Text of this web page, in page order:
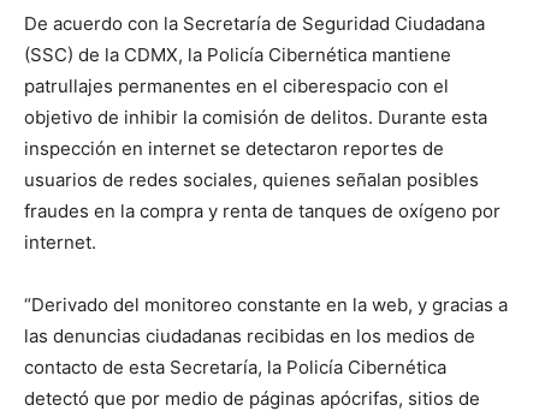
De acuerdo con la Secretaría de Seguridad Ciudadana
(SSC) de la CDMX, la Policía Cibernética mantiene
patrullajes permanentes en el ciberespacio con el
objetivo de inhibir la comisión de delitos. Durante esta
inspección en internet se detectaron reportes de
usuarios de redes sociales, quienes señalan posibles
fraudes en la compra y renta de tanques de oxígeno por
internet.
“Derivado del monitoreo constante en la web, y gracias a
las denuncias ciudadanas recibidas en los medios de
contacto de esta Secretaría, la Policía Cibernética
detectó que por medio de páginas apócrifas, sitios de